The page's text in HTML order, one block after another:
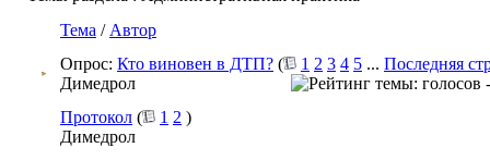
Тема / Автор
Опрос: Кто виновен в ДТП? ( 1 2 3 4 5 ... Последняя
Димедрол
Протокол ( 1 2 )
Димедрол